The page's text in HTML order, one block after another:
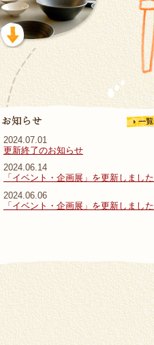
2024.07.01
更新終了のお知らせ
2024.06.14
「イベント・企画展」を更新しました
2024.06.06
「イベント・企画展」を更新しました